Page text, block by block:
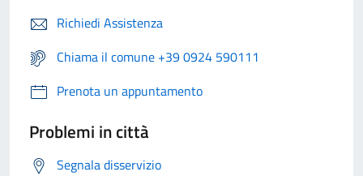
Richiedi Assistenza
Chiama il comune +39 0924 590111
Prenota un appuntamento
Problemi in città
Segnala disservizio